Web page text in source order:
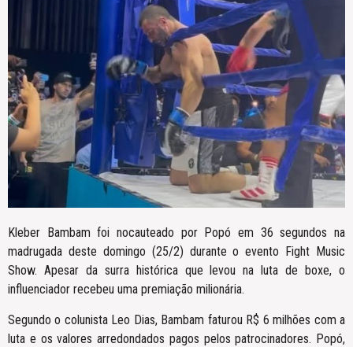
Kleber Bambam foi nocauteado por Popó em 36 segundos na
madrugada deste domingo (25/2) durante o evento Fight Music
Show. Apesar da surra histórica que levou na luta de boxe, o
influenciador recebeu uma premiação milionária.
Segundo o colunista Leo Dias, Bambam faturou R$ 6 milhões com a
luta e os valores arredondados pagos pelos patrocinadores. Popó,